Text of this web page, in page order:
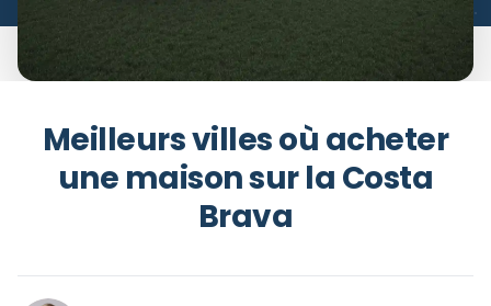
Meilleurs villes où acheter
une maison sur la Costa
Brava